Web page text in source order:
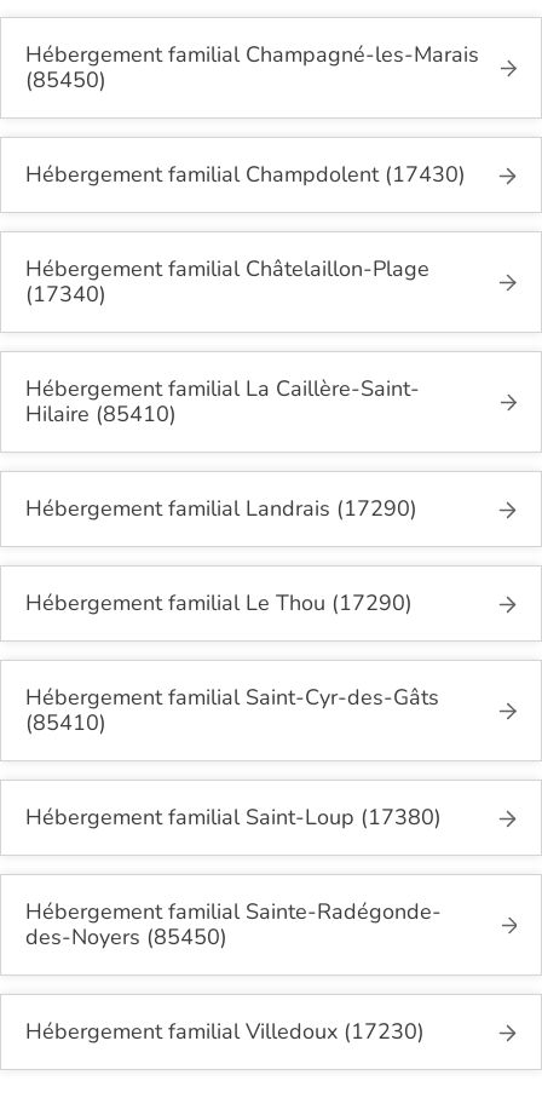
Hébergement familial Champagné-les-Marais
(85450)
Hébergement familial Champdolent (17430)
Hébergement familial Châtelaillon-Plage
(17340)
Hébergement familial La Caillère-Saint-
Hilaire (85410)
Hébergement familial Landrais (17290)
Hébergement familial Le Thou (17290)
Hébergement familial Saint-Cyr-des-Gâts
(85410)
Hébergement familial Saint-Loup (17380)
Hébergement familial Sainte-Radégonde-
des-Noyers (85450)
Hébergement familial Villedoux (17230)